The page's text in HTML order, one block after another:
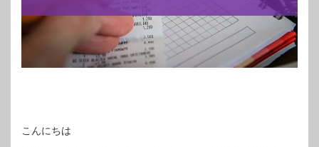
こんにちは